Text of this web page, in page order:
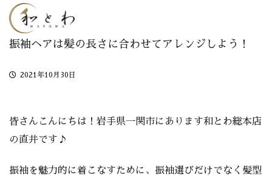
振袖ヘアは髪の長さに合わせてアレンジしよう！
2021年10月30日
皆さんこんにちは！岩手県一関市にあります和とわ総本店
の直井です♪
振袖を魅力的に着こなすために、振袖選びだけでなく髪型